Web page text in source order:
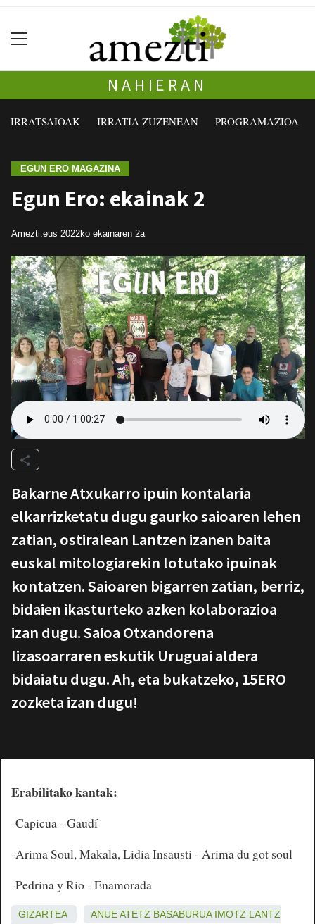
NAHIERAN
IRRATSAIOAK IRRATIA ZUZENEAN PROGRAMAZIOA
EGUN ERO MAGAZINA
Egun Ero: ekainak 2
Amezti.eus 2022ko ekainaren 2a
Bakarne Atxukarro ipuin kontalaria
elkarrizketatu dugu gaurko saioaren lehen
zatian, ostiralean Lantzen izanen baita
euskal mitologiarekin lotutako ipuinak
kontatzen. Saioaren bigarren zatian, berriz,
bidaien ikasturteko azken kolaborazioa
izan dugu. Saioa Otxandorena
lizasoarraren eskutik Uruguai aldera
bidaiatu dugu. Ah, eta bukatzeko, 15ERO
zozketa izan dugu!
Erabilitako kantak:
-Capicua - Gaudí
-Arima Soul, Makala, Lidia Insausti - Arima du got soul
-Pedrina y Rio - Enamorada
GIZARTEA ANUEATETZ BASABURUA IMOTZ LANTZ